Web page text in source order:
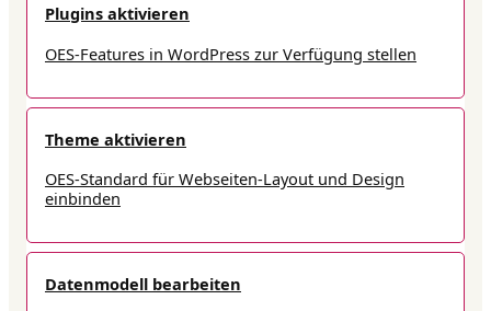
Plugins aktivieren
OES-Features in WordPress zur Verfügung stellen
Theme aktivieren
OES-Standard für Webseiten-Layout und Design
einbinden
Datenmodell bearbeiten